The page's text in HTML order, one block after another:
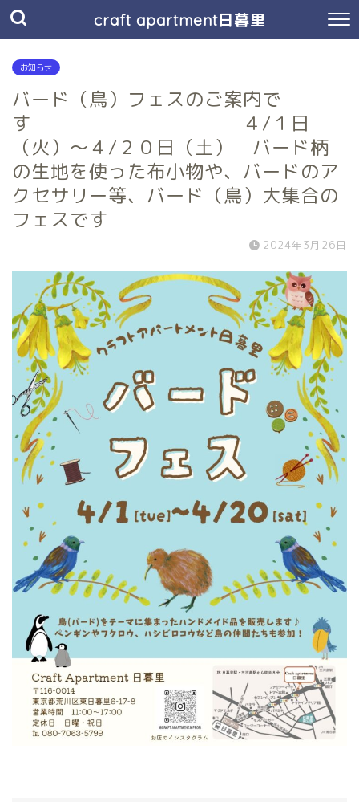
craft apartment日暮里
お知らせ
バード（鳥）フェスのご案内で
す ４/１日
（火）～４/２０日（土） バード柄
の生地を使った布小物や、バードのア
クセサリー等、バード（鳥）大集合の
フェスです
2024年3月26日